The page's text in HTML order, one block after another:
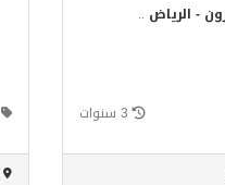
- الرياض ..
3 سنوات